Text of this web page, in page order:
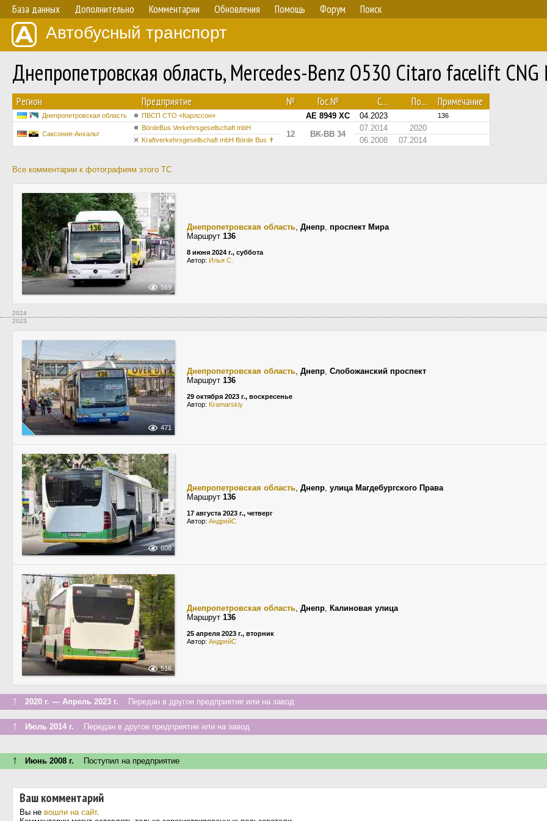
База данных Дополнительно Комментарии Обновления Помощь Форум Поиск
Автобусный транспорт
Днепропетровская область, Mercedes-Benz O530 Citaro facelift
Регион Предприятие № Гос.№ С... По... Примечание
Днепропетровская область ПВСП СТО «Карлссон» AE 8949 XC 04.2023 136
Саксония-Анхальт
BördeBus Verkehrsgesellschaft mbH
12 BK-BB 34
07.2014 2020
Kraftverkehrsgesellschaft mbH Börde Bus ✝︎ 06.2008 07.2014
Все комментарии к фотографиям этого ТС
569
Днепропетровская область, Днепр, проспект Мира
Маршрут 136
8 июня 2024 г., суббота
Автор: Илья С.
2024
2023
471
Днепропетровская область, Днепр, Слобожанский проспект
Маршрут 136
29 октября 2023 г., воскресенье
Автор: Kramarskiy
606
Днепропетровская область, Днепр, улица Магдебургского Права
Маршрут 136
17 августа 2023 г., четверг
Автор: АндрейС
516
Днепропетровская область, Днепр, Калиновая улица
Маршрут 136
25 апреля 2023 г., вторник
Автор: АндрейС
↑ 2020 г. — Апрель 2023 г. Передан в другое предприятие или на завод
↑ Июль 2014 г. Передан в другое предприятие или на завод
↑ Июнь 2008 г. Поступил на предприятие
Ваш комментарий
Вы не вошли на сайт.